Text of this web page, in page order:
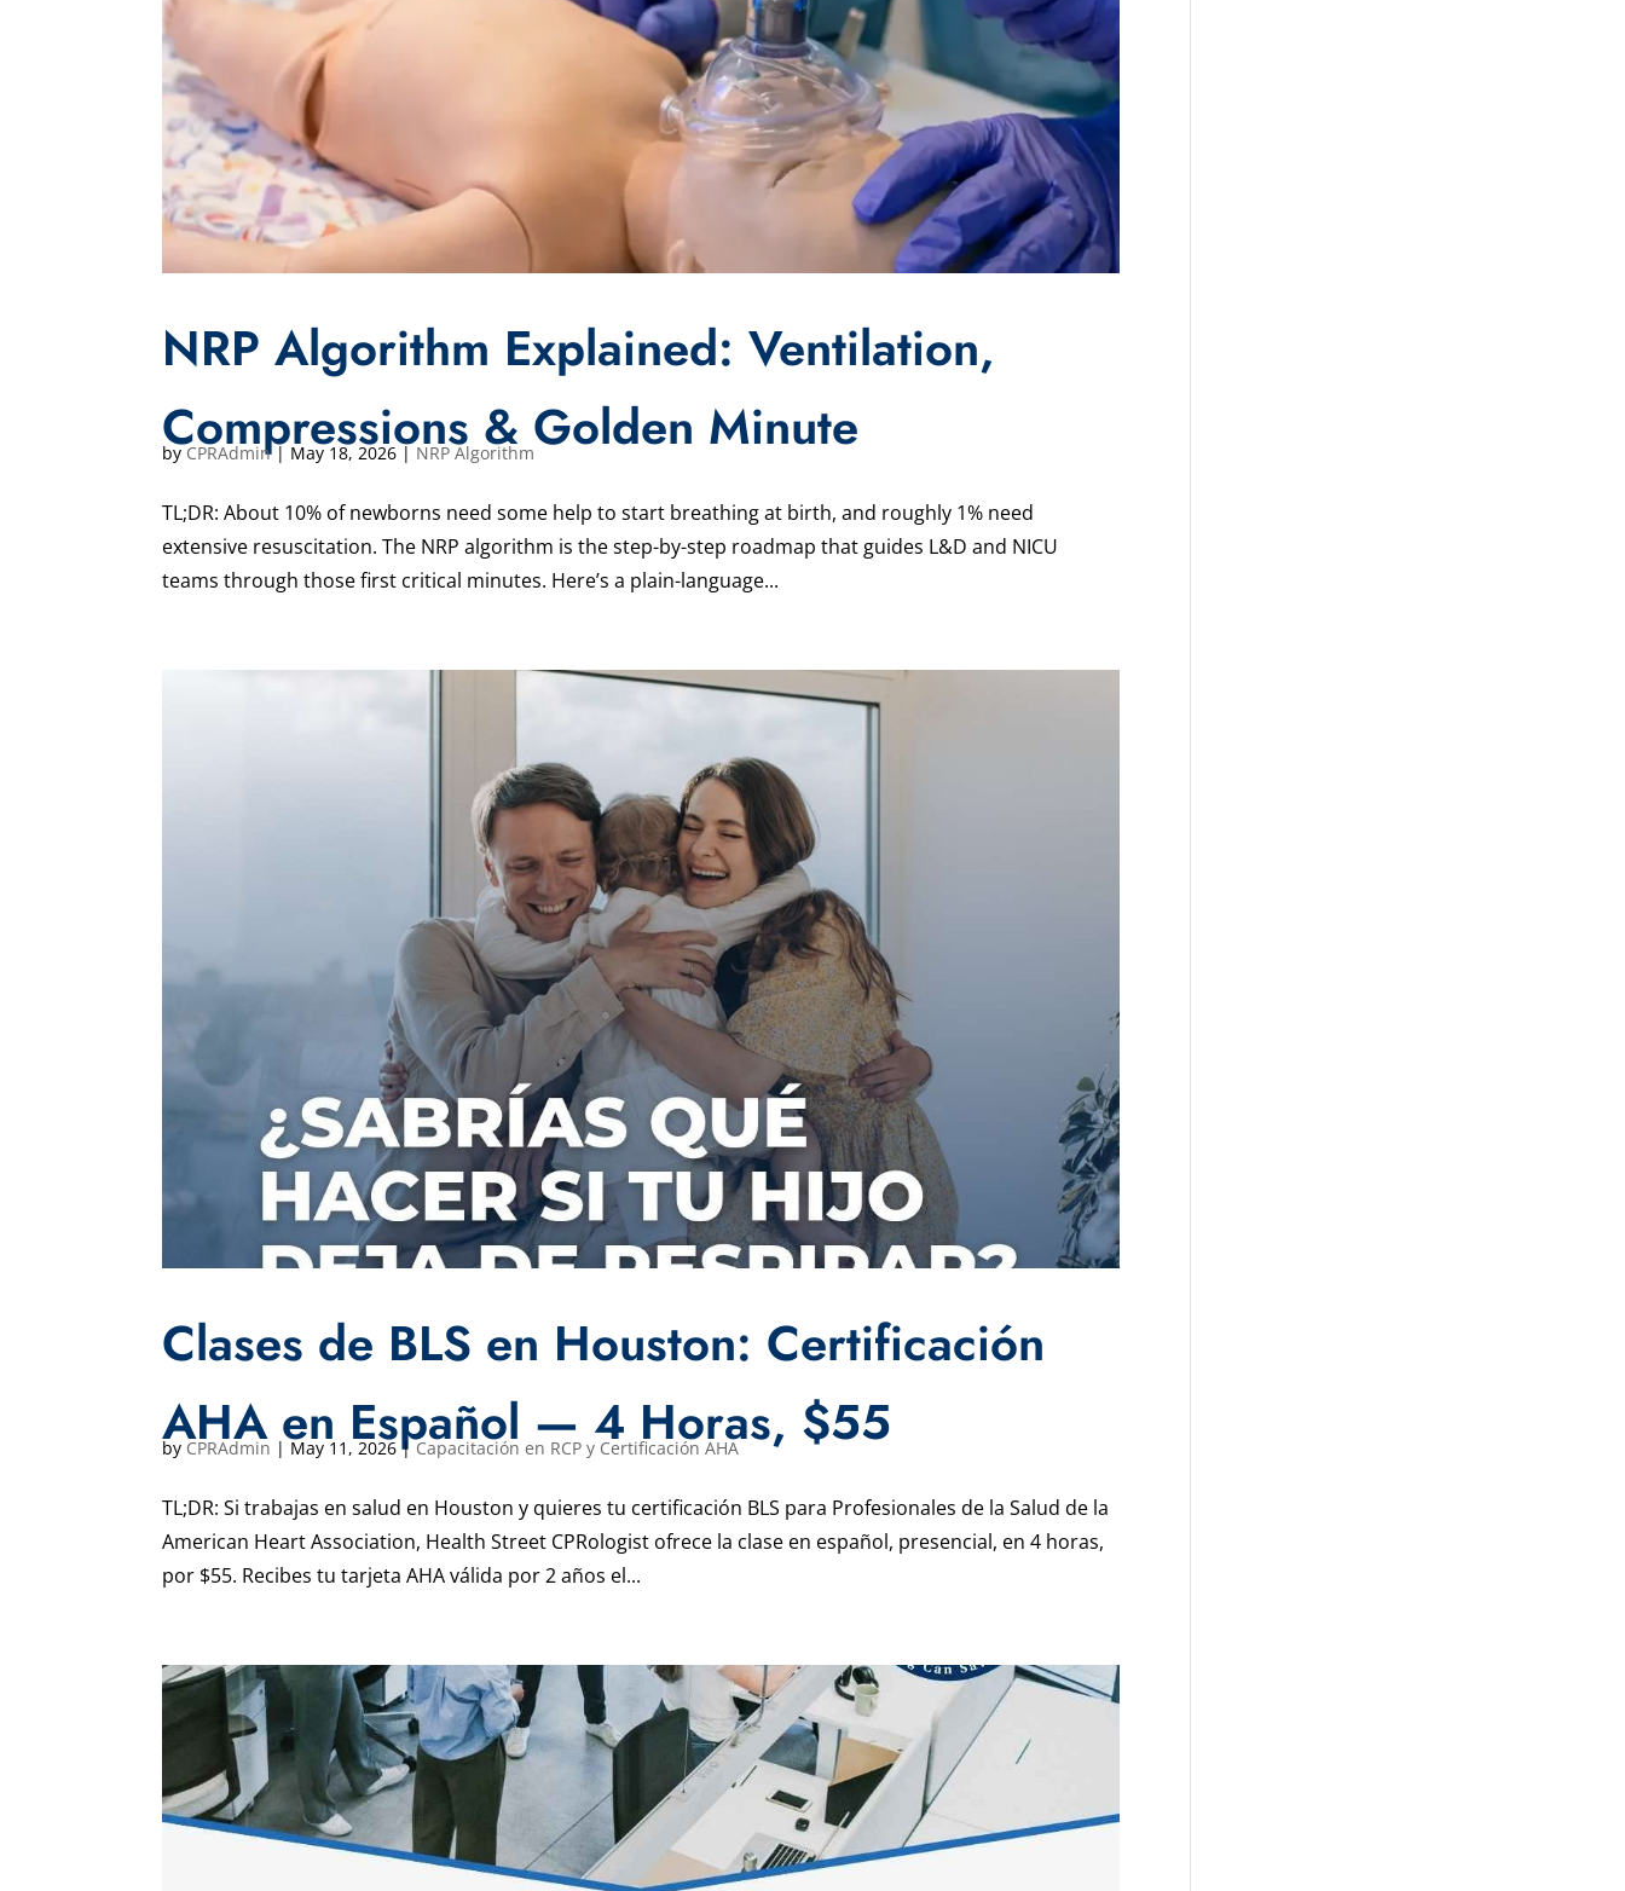
NRP Algorithm Explained: Ventilation,
Compressions & Golden Minute
by CPRAdmin| May 18, 2026 | NRP Algorithm
TL;DR: About 10% of newborns need some help to start breathing at birth, and roughly 1% need
extensive resuscitation. The NRP algorithm is the step-by-step roadmap that guides L&D and NICU
teams through those first critical minutes. Here’s a plain-language...
Clases de BLS en Houston: Certificación
AHA en Español — 4 Horas, $55
by CPRAdmin | May 11, 2026 |Capacitación en RCP y Certificación AHA
TL;DR: Si trabajas en salud en Houston y quieres tu certificación BLS para Profesionales de la Salud de la
American Heart Association, Health Street CPRologist ofrece la clase en español, presencial, en 4 horas,
por $55. Recibes tu tarjeta AHA válida por 2 años el...